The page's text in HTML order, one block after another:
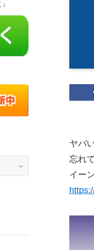
ヤバ
忘れ
イー
↓